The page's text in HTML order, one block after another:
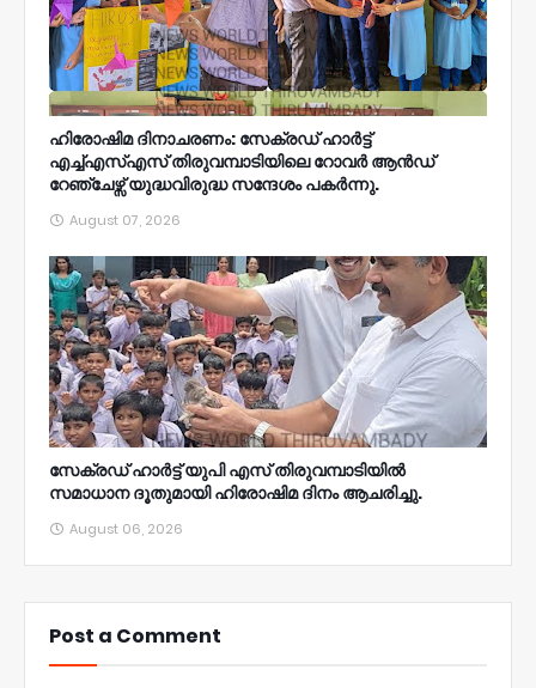
ഹിരോഷിമ ദിനാചരണം: സേക്രഡ് ഹാർട്ട്
എച്ച്എസ്എസ് തിരുവമ്പാടിയിലെ റോവർ ആൻഡ്
റേഞ്ചേഴ്സ് യുദ്ധവിരുദ്ധ സന്ദേശം പകർന്നു.
August 07, 2026
സേക്രഡ് ഹാർട്ട് യുപി എസ് തിരുവമ്പാടിയിൽ
സമാധാന ദൂതുമായി ഹിരോഷിമ ദിനം ആചരിച്ചു.
August 06, 2026
Post a Comment